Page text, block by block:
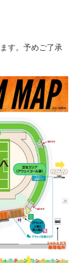
す。予めご了承